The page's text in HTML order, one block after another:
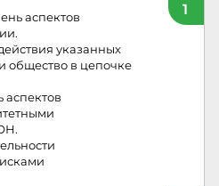
1
аспектов
указанных
общество в цепочке